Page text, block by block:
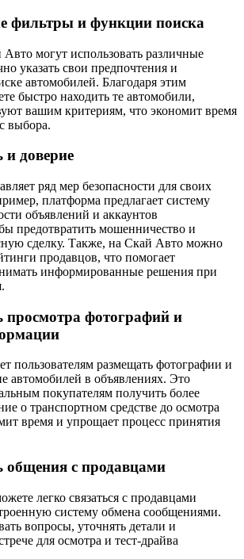
фильтры и функции поиска
могут использовать различные
указать свои предпочтения и
автомобилей. Благодаря этим
быстро находить те автомобили,
вашим критериям, что экономит время
выбора.
и доверие
ряд мер безопасности для своих
платформа предлагает систему
объявлений и аккаунтов
предотвратить мошенничество и
сделку. Также, на Скай Авто можно
продавцов, что помогает
информированные решения при
просмотра фотографий и
пользователям размещать фотографии и
автомобилей в объявлениях. Это
покупателям получить более
о транспортном средстве до осмотра
время и упрощает процесс принятия
общения с продавцами
легко связаться с продавцами
систему обмена сообщениями.
вопросы, уточнять детали и
для осмотра и тест-драйва